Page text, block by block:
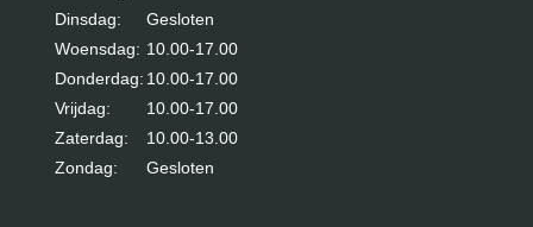
Dinsdag:
Gesloten
Woensdag: 10.00-17.00
Donderdag: 10.00-17.00
Vrijdag:
10.00-17.00
Zaterdag:
10.00-13.00
Zondag:
Gesloten